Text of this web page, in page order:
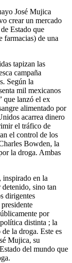
José Mujica
crear un mercado
Estado que
farmacias) de una
tapizan las
campaña
Según la
mil mexicanos
que lanzó el ex
alimentado por
acarrea dinero
el tráfico de
el control de los
Bowden, la
la droga. Ambas
inspirado en la
sino tan
dirigentes
por
distinta ; la
la droga. Este es
Mujica, su
del mundo que